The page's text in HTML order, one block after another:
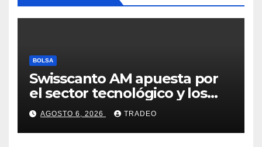
BOLSA
Swisscanto AM apuesta por
el sector tecnológico y los
valores cíclicos para ganar en
bolsa
AGOSTO 6, 2026 TRADEO